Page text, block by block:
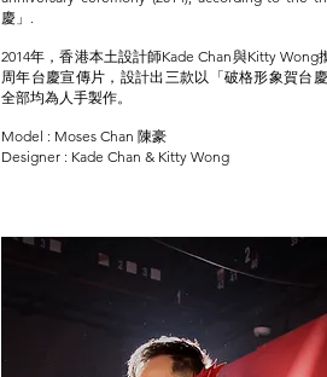
慶」 .
2014年，香港本土設計師Kade Chan與Kitty Wong
周年台慶宣傳片，設計出三款以「破格形象賀台
全部均為人手製作。
Model : Moses Chan 陳豪
Designer : Kade Chan & Kitty Wong